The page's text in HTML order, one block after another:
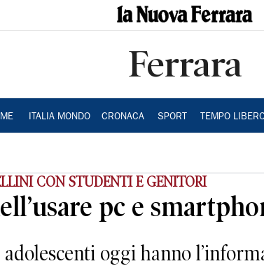
Ferrara
ITALIA MONDO CRONACA SPORT TEMPO
CON STUDENTI E GENITORI
pc e
oggi hanno